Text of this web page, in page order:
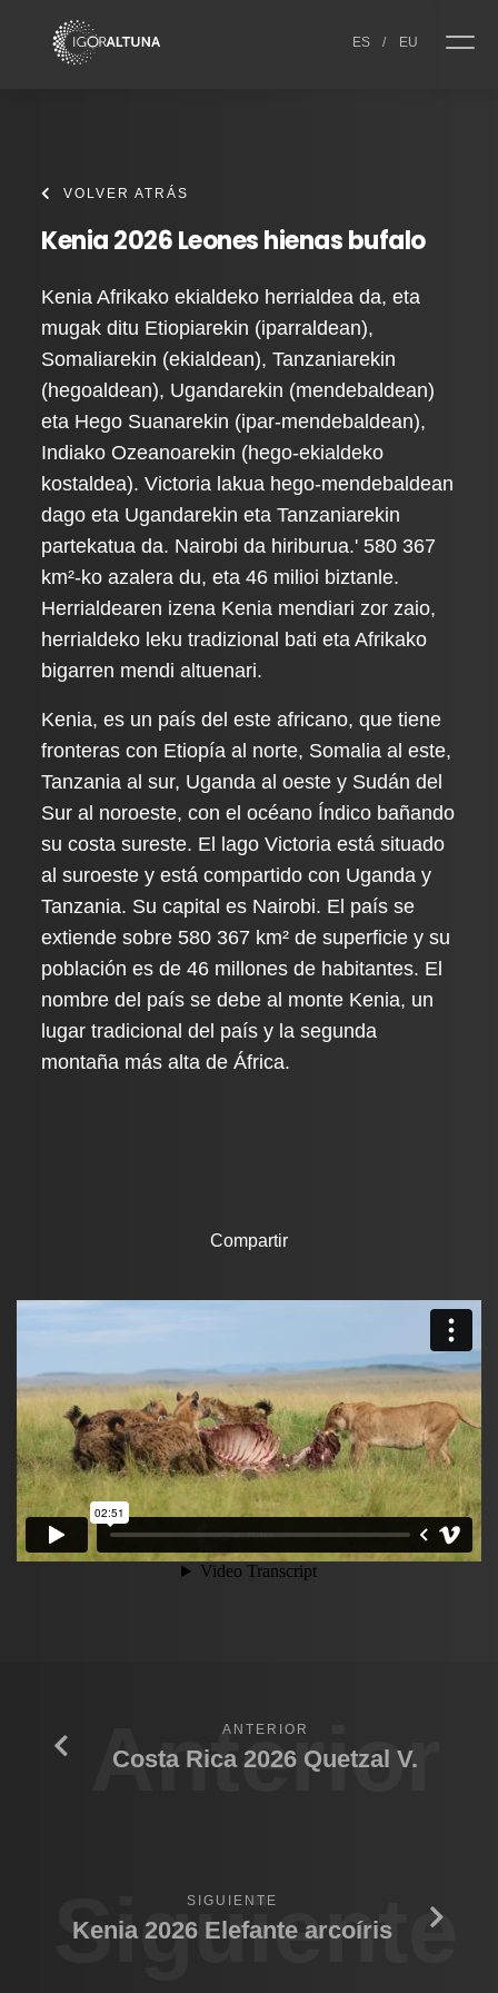
ES / EU
VOLVER ATRÁS
Kenia 2026 Leones hienas bufalo
Kenia Afrikako ekialdeko herrialdea da, eta
mugak ditu Etiopiarekin (iparraldean),
Somaliarekin (ekialdean), Tanzaniarekin
(hegoaldean), Ugandarekin (mendebaldean)
eta Hego Suanarekin (ipar-mendebaldean),
Indiako Ozeanoarekin (hego-ekialdeko
kostaldea). Victoria lakua hego-mendebaldean
dago eta Ugandarekin eta Tanzaniarekin
partekatua da. Nairobi da hiriburua.' 580 367
km²-ko azalera du, eta 46 milioi biztanle.
Herrialdearen izena Kenia mendiari zor zaio,
herrialdeko leku tradizional bati eta Afrikako
bigarren mendi altuenari.
Kenia, es un país del este africano, que tiene
fronteras con Etiopía al norte, Somalia al este,
Tanzania al sur, Uganda al oeste y Sudán del
Sur al noroeste, con el océano Índico bañando
su costa sureste. El lago Victoria está situado
al suroeste y está compartido con Uganda y
Tanzania. Su capital es Nairobi. El país se
extiende sobre 580 367 km² de superficie y su
población es de 46 millones de habitantes. El
nombre del país se debe al monte Kenia, un
lugar tradicional del país y la segunda
montaña más alta de África.
Compartir
Anterior
ANTERIOR
Costa Rica 2026 Quetzal V.
Siguiente
SIGUIENTE
Kenia 2026 Elefante arcoíris